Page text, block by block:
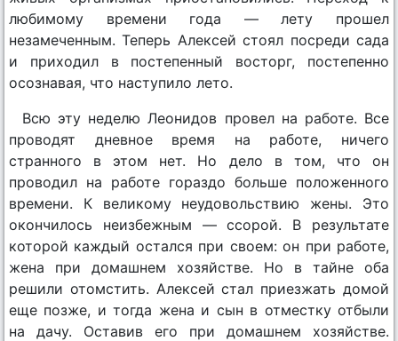
любимому времени года — лету прошел
незамеченным. Теперь Алексей стоял посреди сада
и приходил в постепенный восторг, постепенно
осознавая, что наступило лето.
Всю эту неделю Леонидов провел на работе. Все
проводят дневное время на работе, ничего
странного в этом нет. Но дело в том, что он
проводил на работе гораздо больше положенного
времени. К великому неудовольствию жены. Это
окончилось неизбежным — ссорой. В результате
которой каждый остался при своем: он при работе,
жена при домашнем хозяйстве. Но в тайне оба
решили отомстить. Алексей стал приезжать домой
еще позже, и тогда жена и сын в отместку отбыли
на дачу. Оставив его при домашнем хозяйстве.